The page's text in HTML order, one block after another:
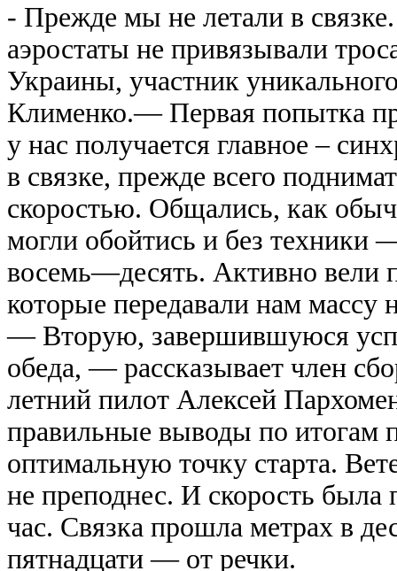
- Прежде мы не летали в
аэростаты не привязывали
Украины, участник
Клименко.— Первая попытка
у нас получается главное –
в связке, прежде всего
скоростью. Общались, как
могли обойтись и без техники
восемь—десять. Активно вели
которые передавали нам
— Вторую, завершившуюся
обеда, — рассказывает член
летний пилот Алексей
правильные выводы по итогам
оптимальную точку старта.
не преподнес. И скорость
час. Связка прошла метрах в
пятнадцати — от речки.